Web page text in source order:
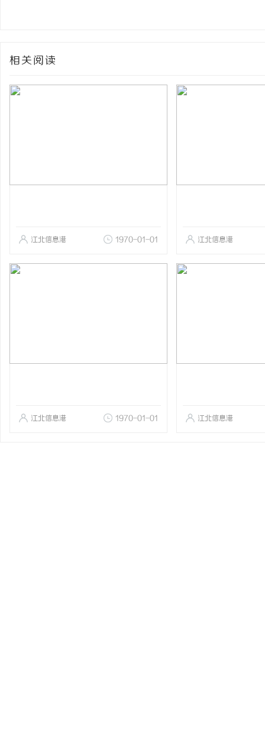
相关阅读
江北信息港 1970-01-01 江北信息港
江北信息港 1970-01-01 江北信息港